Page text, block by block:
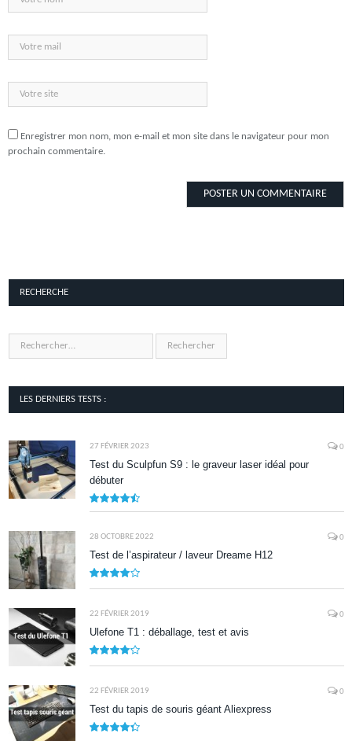
Enregistrer mon nom, mon e-mail et mon site dans le navigateur pour mon
prochain commentaire.
RECHERCHE
LES DERNIERS TESTS :
27 FÉVRIER 2023 0
Test du Sculpfun S9 : le graveur laser idéal pour
débuter
28 OCTOBRE 2022 0
Test de l’aspirateur / laveur Dreame H12
22 FÉVRIER 2019 0
Ulefone T1 : déballage, test et avis
22 FÉVRIER 2019 0
Test du tapis de souris géant Aliexpress